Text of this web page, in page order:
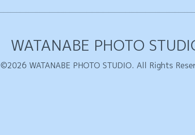
WATANABE PHOTO
©2026 WATANABE PHOTO STUDIO. All Rights